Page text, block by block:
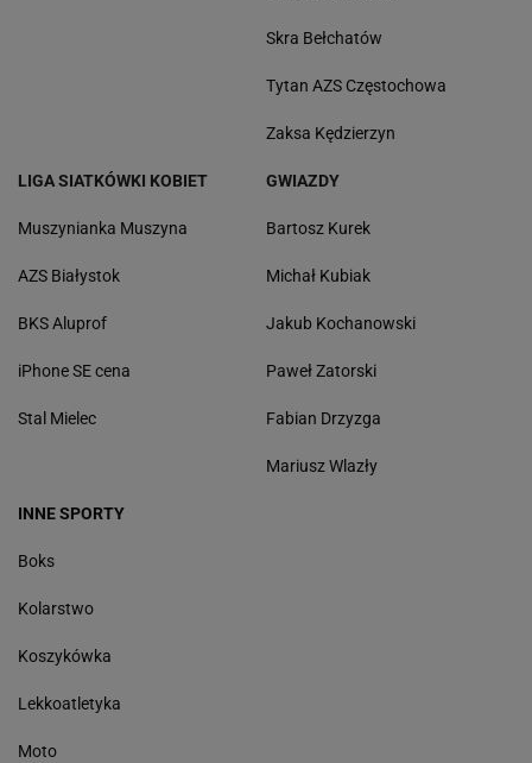
Skra Bełchatów
Tytan AZS Częstochowa
Zaksa Kędzierzyn
LIGA SIATKÓWKI KOBIET
Muszynianka Muszyna
AZS Białystok
BKS Aluprof
iPhone SE cena
Stal Mielec
GWIAZDY
Bartosz Kurek
Michał Kubiak
Jakub Kochanowski
Paweł Zatorski
Fabian Drzyzga
Mariusz Wlazły
INNE SPORTY
Boks
Kolarstwo
Koszykówka
Lekkoatletyka
Moto